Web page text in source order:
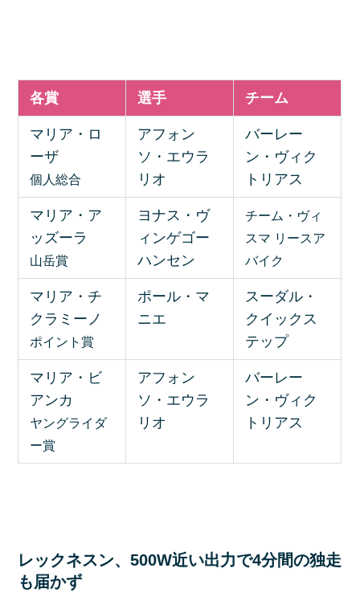
各賞 選手 チーム
マリア・ロ
ーザ
個人総合
アフォン
ソ・エウラ
リオ
バーレー
ン・ヴィク
トリアス
マリア・ア
ッズーラ
山岳賞
ヨナス・ヴ
ィンゲゴー
ハンセン
チーム・ヴィ
スマ リースア
バイク
マリア・チ
クラミーノ
ポイント賞
ポール・マ
ニエ
スーダル・
クイックス
テップ
マリア・ビ
アンカ
ヤングライダ
ー賞
アフォン
ソ・エウラ
リオ
バーレー
ン・ヴィク
トリアス
レックネスン、500W近い出力で4分間の独走
も届かず